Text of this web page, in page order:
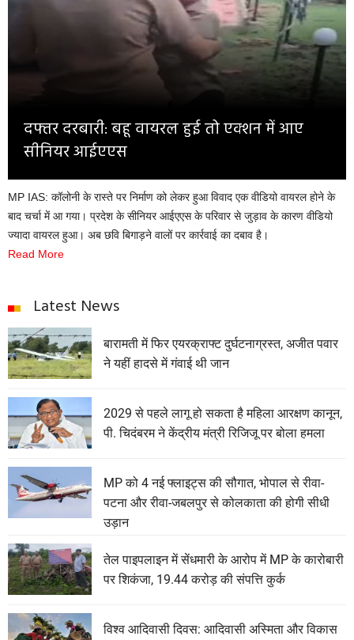
Opinion
Home
दफ्तर दरबारी: बहू वायरल हुई तो एक्शन में आए
सीनियर आईएएस
MP IAS: कॉलोनी के रास्ते पर निर्माण को लेकर हुआ विवाद एक वीडियो वायरल होने के
बाद चर्चा में आ गया। प्रदेश के सीनियर आईएएस के परिवार से जुड़ाव के कारण वीडियो
ज्यादा वायरल हुआ। अब छवि बिगाड़ने वालों पर कार्रवाई का दबाव है।
Read More
Latest News
बारामती में फिर एयरक्राफ्ट दुर्घटनाग्रस्त, अजीत पवार
ने यहीं हादसे में गंवाई थी जान
2029 से पहले लागू हो सकता है महिला आरक्षण कानून,
पी. चिदंबरम ने केंद्रीय मंत्री रिजिजू पर बोला हमला
MP को 4 नई फ्लाइट्स की सौगात, भोपाल से रीवा-
पटना और रीवा-जबलपुर से कोलकाता की होगी सीधी
उड़ान
तेल पाइपलाइन में सेंधमारी के आरोप में MP के कारोबारी
पर शिकंजा, 19.44 करोड़ की संपत्ति कुर्क
विश्व आदिवासी दिवस: आदिवासी अस्मिता और विकास